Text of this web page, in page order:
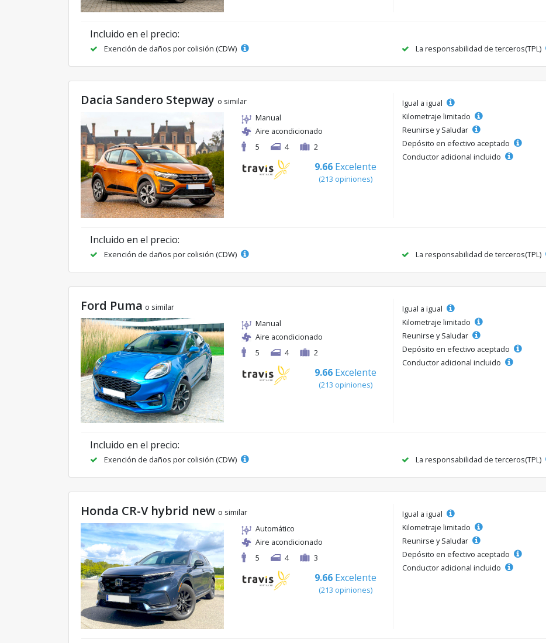
Incluido en el precio:
Exención de daños por colisión (CDW) La responsabilidad de terceros(TPL)
Dacia Sandero Stepway o similar
Manual
Aire acondicionado
5
4 2
9.66 Excelente
(213 opiniones)
Igual a igual
Kilometraje limitado
Reunirse y Saludar
Depósito en efectivo aceptado
Conductor adicional incluido
Incluido en el precio:
Exención de daños por colisión (CDW) La responsabilidad de terceros(TPL)
Ford Puma o similar
Manual
Aire acondicionado
5
4 2
9.66 Excelente
(213 opiniones)
Igual a igual
Kilometraje limitado
Reunirse y Saludar
Depósito en efectivo aceptado
Conductor adicional incluido
Incluido en el precio:
Exención de daños por colisión (CDW) La responsabilidad de terceros(TPL)
Honda CR-V hybrid new o similar
Automático
Aire acondicionado
5
4 3
9.66 Excelente
(213 opiniones)
Igual a igual
Kilometraje limitado
Reunirse y Saludar
Depósito en efectivo aceptado
Conductor adicional incluido